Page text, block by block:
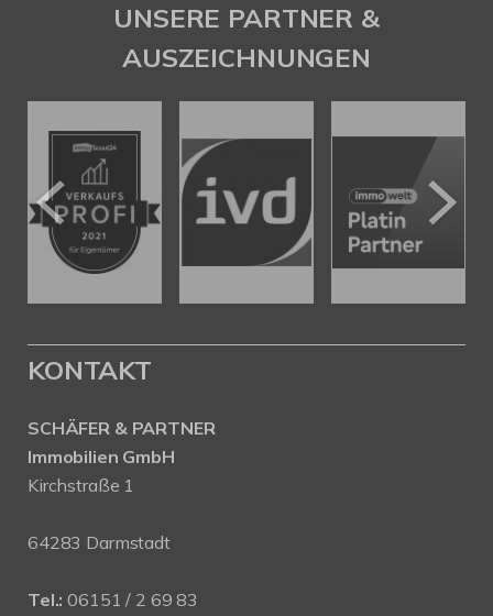
UNSERE PARTNER &
AUSZEICHNUNGEN
KONTAKT
SCHÄFER & PARTNER
Immobilien GmbH
Kirchstraße 1
64283 Darmstadt
Tel.: 06151 / 2 69 83